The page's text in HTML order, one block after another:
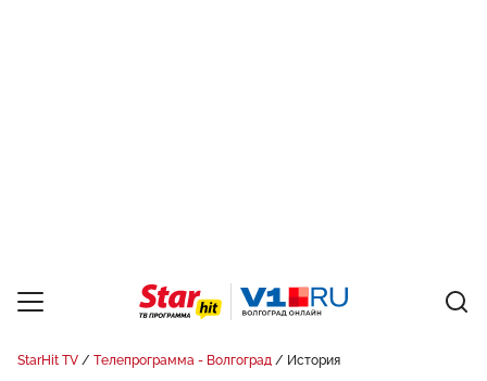
StarHit TV Телепрограмма - Волгоград История